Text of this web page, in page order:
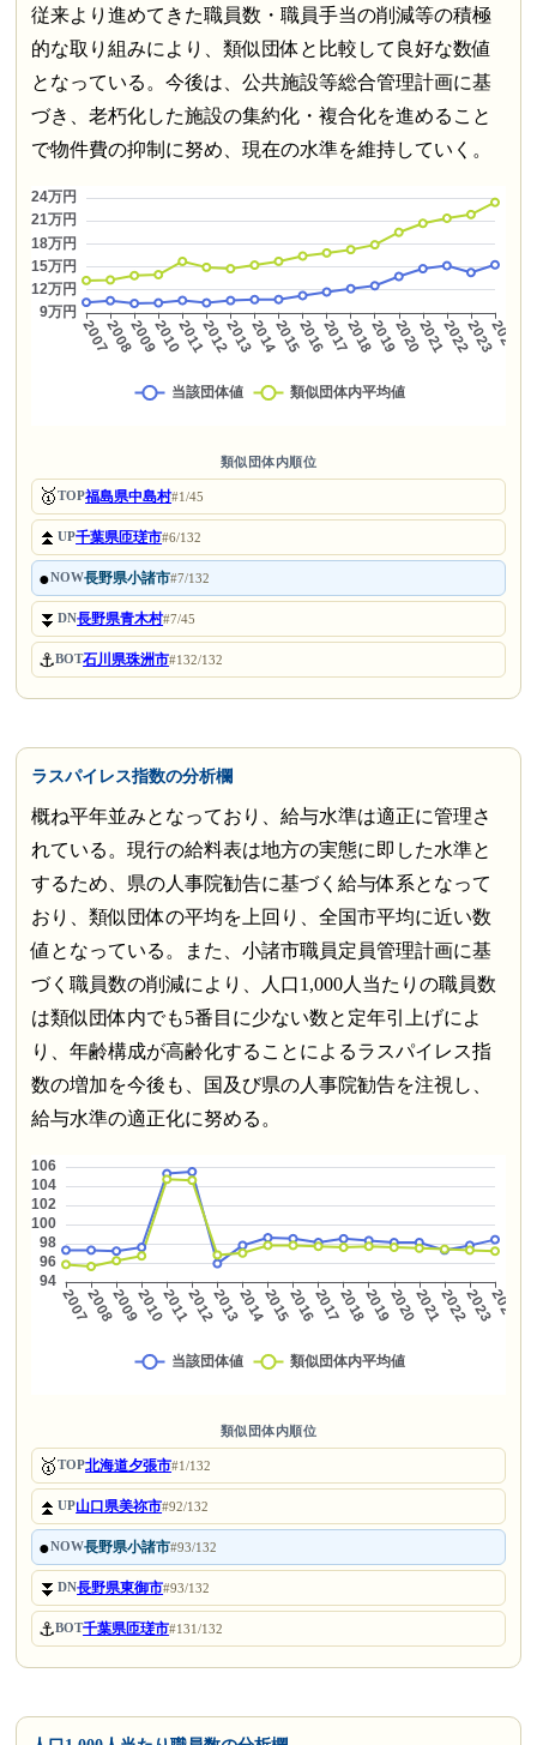
従来より進めてきた職員数・職員手当の削減等の積極
的な取り組みにより、類似団体と比較して良好な数値
となっている。今後は、公共施設等総合管理計画に基
づき、老朽化した施設の集約化・複合化を進めること
で物件費の抑制に努め、現在の水準を維持していく。
類似団体内順位
🥇TOP福島県中島村#1/45
⏫UP千葉県匝瑳市#6/132
●NOW長野県小諸市#7/132
⏬DN長野県青木村#7/45
⚓BOT石川県珠洲市#132/132
ラスパイレス指数の分析欄
概ね平年並みとなっており、給与水準は適正に管理さ
れている。現行の給料表は地方の実態に即した水準と
するため、県の人事院勧告に基づく給与体系となって
おり、類似団体の平均を上回り、全国市平均に近い数
値となっている。また、小諸市職員定員管理計画に基
づく職員数の削減により、人口1,000人当たりの職員数
は類似団体内でも5番目に少ない数と定年引上げによ
り、年齢構成が高齢化することによるラスパイレス指
数の増加を今後も、国及び県の人事院勧告を注視し、
給与水準の適正化に努める。
類似団体内順位
🥇TOP北海道夕張市#1/132
⏫UP山口県美祢市#92/132
●NOW長野県小諸市#93/132
⏬DN長野県東御市#93/132
⚓BOT千葉県匝瑳市#131/132